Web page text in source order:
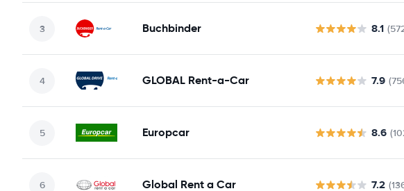
Buchbinder 8.1
GLOBAL Rent-a-Car 7.9
Europcar 8.6
Global Rent a Car 7.2